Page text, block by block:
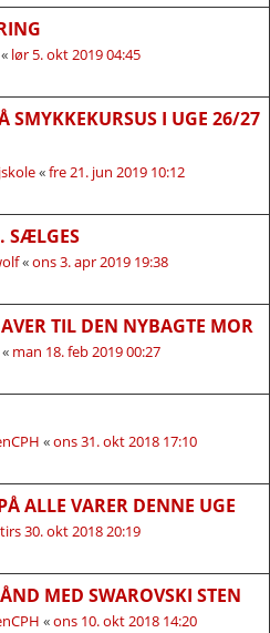
« lør 5. okt 2019 04:45
SMYKKEKURSUS I UGE 26/27
«fre 21. jun 2019 10:12
SÆLGES
«ons 3. apr 2019 19:38
TIL DEN NYBAGTE MOR
« man 18. feb 2019 00:27
«ons 31. okt 2018 17:10
ALLE VARER DENNE UGE
tirs 30. okt 2018 20:19
MED SWAROVSKI STEN
«ons 10. okt 2018 14:20